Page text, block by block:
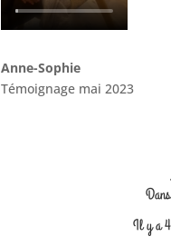
Anne-Sophie
Témoignage mai 2023
Il y a 4